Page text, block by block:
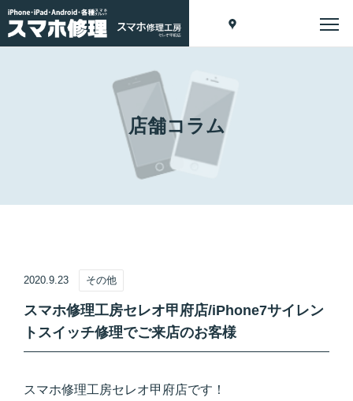
店舗コラム
2020.9.23 その他
スマホ修理工房セレオ甲府店/iPhone7サイレン
トスイッチ修理でご来店のお客様
スマホ修理工房セレオ甲府店です！